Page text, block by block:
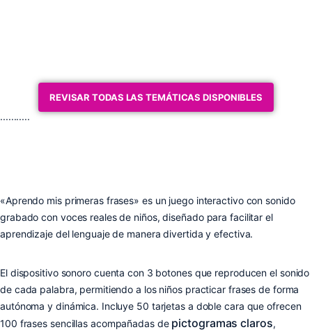
REVISAR TODAS LAS TEMÁTICAS DISPONIBLES
...........
«Aprendo mis primeras frases» es un juego interactivo con sonido
grabado con voces reales de niños, diseñado para facilitar el
aprendizaje del lenguaje de manera divertida y efectiva.
El dispositivo sonoro cuenta con 3 botones que reproducen el sonido
de cada palabra, permitiendo a los niños practicar frases de forma
autónoma y dinámica. Incluye 50 tarjetas a doble cara que ofrecen
100 frases sencillas acompañadas de pictogramas claros,